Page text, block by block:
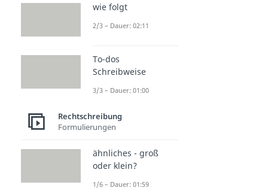
wie folgt
2/3 – Dauer: 02:11
To-dos
Schreibweise
3/3 – Dauer: 01:00
Rechtschreibung
Formulierungen
ähnliches - groß
oder klein?
1/6 – Dauer: 01:59